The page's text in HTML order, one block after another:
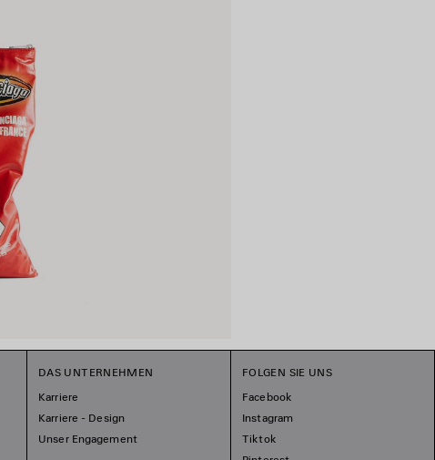
DAS UNTERNEHMEN
Karriere
Karriere - Design
Unser Engagement
FOLGEN SIE UNS
Facebook
Instagram
Tiktok